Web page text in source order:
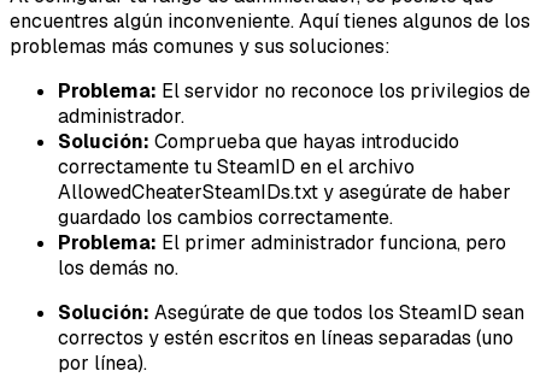
encuentres algún inconveniente. Aquí tienes algunos de los
problemas más comunes y sus soluciones:
Problema: El servidor no reconoce los privilegios de
administrador.
Solución: Comprueba que hayas introducido
correctamente tu SteamID en el archivo
AllowedCheaterSteamIDs.txt y asegúrate de haber
guardado los cambios correctamente.
Problema: El primer administrador funciona, pero
los demás no.
Solución: Asegúrate de que todos los SteamID sean
correctos y estén escritos en líneas separadas (uno
por línea).